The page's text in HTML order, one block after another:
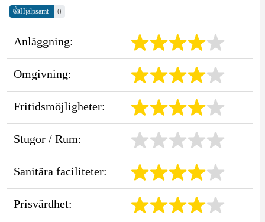
👍Hjälpsamt 0
Anläggning:
Omgivning:
Fritidsmöjligheter:
Stugor / Rum:
Sanitära faciliteter:
Prisvärdhet: